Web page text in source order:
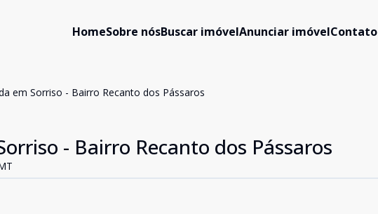
HomeSobre nósBuscar imóvelAnunciar imóvelContato
em Sorriso - Bairro Recanto dos Pássaros
- Bairro Recanto dos Pássaros